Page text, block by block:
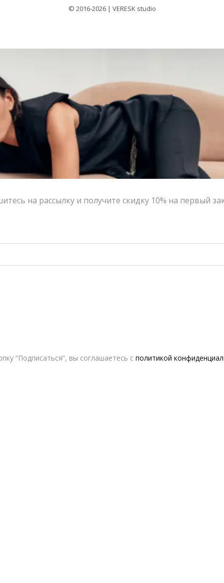
© 2016-2026 | VERESK studio
на рассылку и получите скидку 10% на первый
“Подписаться”, вы соглашаетесь с политикой